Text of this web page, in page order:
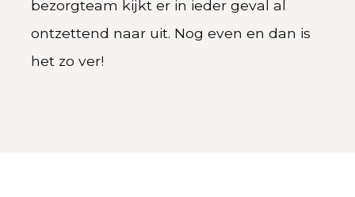
bezorgteam kijkt er in ieder geval al
ontzettend naar uit. Nog even en dan is
het zo ver!